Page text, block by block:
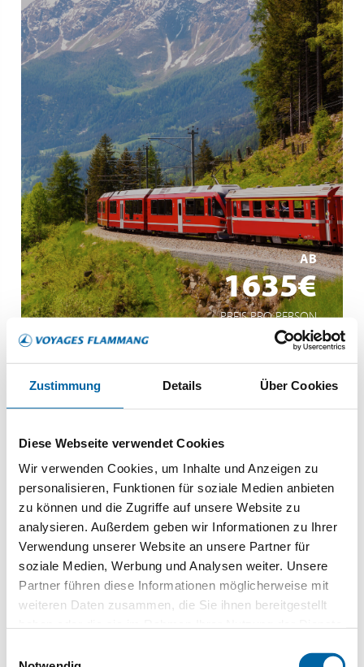
Zustimmung Details Über Cookies
Diese Webseite verwendet Cookies
Wir verwenden Cookies, um Inhalte und Anzeigen zu
personalisieren, Funktionen für soziale Medien anbieten
zu können und die Zugriffe auf unsere Website zu
analysieren. Außerdem geben wir Informationen zu Ihrer
Verwendung unserer Website an unsere Partner für
soziale Medien, Werbung und Analysen weiter. Unsere
Partner führen diese Informationen möglicherweise mit
weiteren Daten zusammen, die Sie ihnen bereitgestellt
AB
1635€
PREIS PRO PERSON
Alpenüberquerung im Bernina Express
Glacier Express im langsamsten Schnellzug der Welt
Panoramafahrt mit dem Arosa Express
MEHR ERFAHREN
Frankreich Lourdes
Besichtigung der Basilika und der Grotte und
Pilgerprozessionen
Besuch der Rosaire-Kirche und dem Haus der
Bernadette